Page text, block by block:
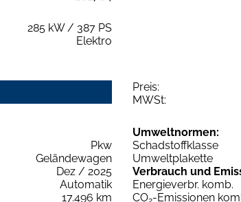
285 kW / 387 PS
Elektro
Preis:
MWSt:
Pkw
Geländewagen
Dez / 2025
Automatik
17.496 km
Umweltnormen:
Schadstoffklasse
Umweltplakette
Verbrauch und
Energieverbr. komb.
CO -Emissionen